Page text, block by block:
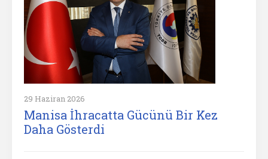
29 Haziran 2026
Manisa İhracatta Gücünü Bir Kez
Daha Gösterdi